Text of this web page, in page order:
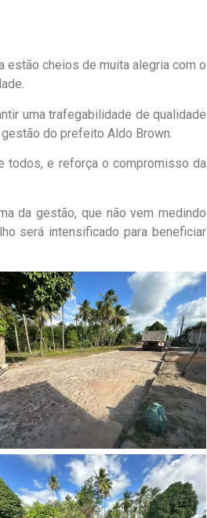
estão cheios de muita alegria com o
uma trafegabilidade de qualidade
do prefeito Aldo Brown.
todos, e reforça o compromisso da
da gestão, que não vem medindo
será intensificado para beneficiar